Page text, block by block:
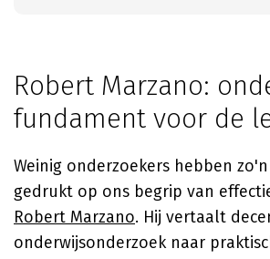
Robert Marzano:
fundament voor de
Weinig onderzoekers hebben
gedrukt op ons begrip van
Robert Marzano. Hij vertaalt
onderwijsonderzoek naar